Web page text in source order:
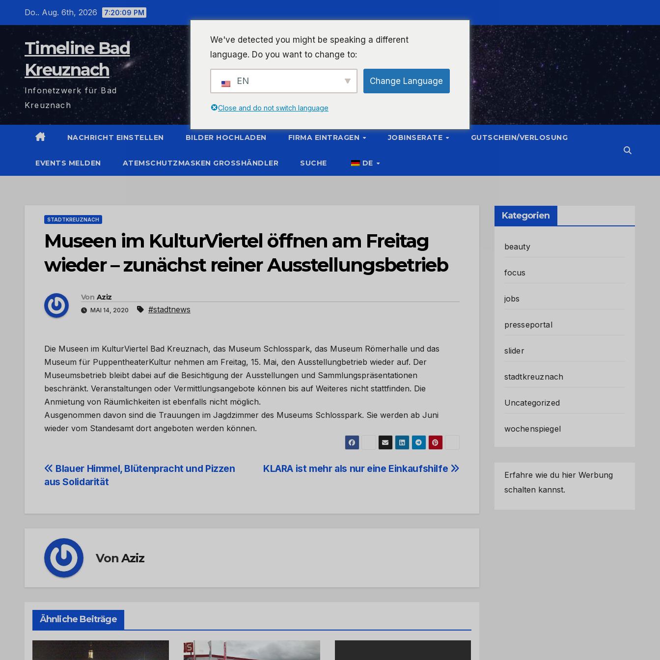
Do.. Aug. 6th, 2026 7:20:10 PM
Timeline Bad
Kreuznach
Infonetzwerk für Bad
Kreuznach
NACHRICHT EINSTELLEN BILDER HOCHLADEN FIRMA EINTRAGEN JOBINSERATE GUTSCHEIN/VERLOSUNG
EVENTS MELDEN ATEMSCHUTZMASKEN GROSSHÄNDLER SUCHE DE
STADTKREUZNACH
Museen im KulturViertel öffnen am Freitag
wieder – zunächst reiner Ausstellungsbetrieb
Von Aziz
MAI 14, 2020 #stadtnews
Die Museen im KulturViertel Bad Kreuznach, das Museum Schlosspark, das Museum Römerhalle und das
Museum für PuppentheaterKultur nehmen am Freitag, 15. Mai, den Ausstellungbetrieb wieder auf. Der
Museumsbetrieb bleibt dabei auf die Besichtigung der Ausstellungen und Sammlungspräsentationen
beschränkt. Veranstaltungen oder Vermittlungsangebote können bis auf Weiteres nicht stattfinden. Die
Anmietung von Räumlichkeiten ist ebenfalls nicht möglich.
Ausgenommen davon sind die Trauungen im Jagdzimmer des Museums Schlosspark. Sie werden ab Juni
wieder vom Standesamt dort angeboten werden können.
Beitrags-
KLARA ist mehr als nur eine Einkaufshilfe
Blauer Himmel, Blütenpracht und Pizzen
aus Solidarität
VonAziz
Ähnliche Beiträge
Kategorien
beauty
focus
jobs
presseportal
slider
stadtkreuznach
Uncategorized
wochenspiegel
Erfahre wie du hier Werbung
schalten kannst.
We've detected you might be speaking a different
language. Do you want to change to:
EN Change Language
Close and do not switch language